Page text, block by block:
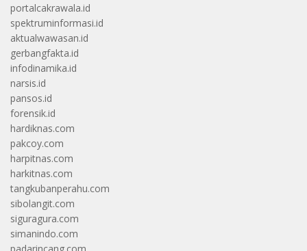
portalcakrawala.id
spektruminformasi.id
aktualwawasan.id
gerbangfakta.id
infodinamika.id
narsis.id
pansos.id
forensik.id
hardiknas.com
pakcoy.com
harpitnas.com
harkitnas.com
tangkubanperahu.com
sibolangit.com
siguragura.com
simanindo.com